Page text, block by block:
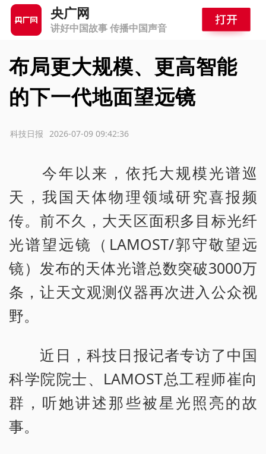
央广网
讲好中国故事 传播中国声音
布局更大规模、更高智能
的下一代地面望远镜
2026-07-09 09:42:36
科技日报
今年以来，依托大规模光谱巡
天，我国天体物理领域研究喜报频
传。前不久，大天区面积多目标光纤
光谱望远镜（LAMOST/郭守敬望远
镜）发布的天体光谱总数突破3000万
条，让天文观测仪器再次进入公众视
野。
近日，科技日报记者专访了中国
科学院院士、LAMOST总工程师崔向
群，听她讲述那些被星光照亮的故
事。